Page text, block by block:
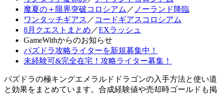
魔夏の＋限界突破コロシアム ／ ノーランド降臨
ワンタッチギアス ／ コードギアスコロシアム
8月クエストまとめ ／EXラッシュ
GameWithからのお知らせ
パズドラ攻略ライターを新規募集中！
未経験可&完全在宅！攻略ライター募集！
パズドラの極キングエメラルドドラゴンの入手方法と使い道
と効果をまとめています。合成経験値や売却時ゴールドも掲